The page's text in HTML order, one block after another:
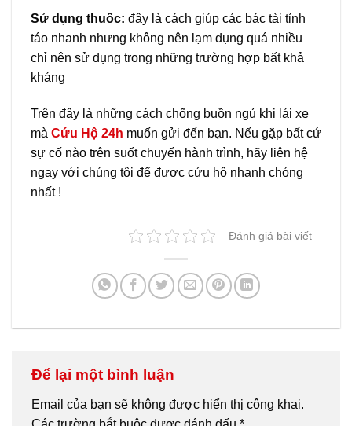
Sử dụng thuốc: đây là cách giúp các bác tài tỉnh
táo nhanh nhưng không nên lạm dụng quá nhiều
chỉ nên sử dụng trong những trường hợp bất khả
kháng
Trên đây là những cách chống buồn ngủ khi lái xe
mà Cứu Hộ 24h muốn gửi đến bạn. Nếu gặp bất cứ
sự cố nào trên suốt chuyến hành trình, hãy liên hệ
ngay với chúng tôi để được cứu hộ nhanh chóng
nhất !
Đánh giá bài viết
Để lại một bình luận
Email của bạn sẽ không được hiển thị công khai.